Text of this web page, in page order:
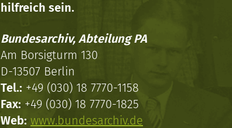
hilfreich sein.
Bundesarchiv, Abteilung PA
Am Borsigturm 130
D-13507 Berlin
Tel.: +49 (030) 18 7770-1158
Fax: +49 (030) 18 7770-1825
Web: www.bundesarchiv.de